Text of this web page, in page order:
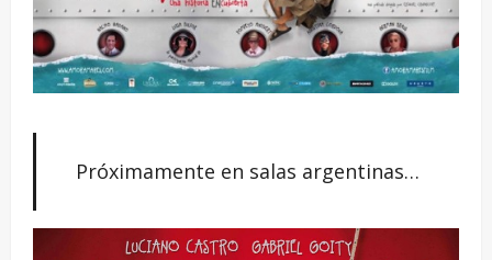
Próximamente en salas argentinas…